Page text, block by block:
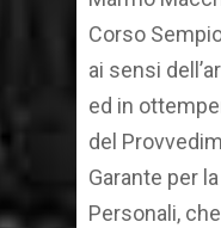
Corso
ai sensi
ed in
del
Garante per
Personali,